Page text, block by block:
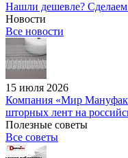
Нашли дешевле?
Новости
Все новости
15 июля 2026
Компания «Мир
шторных лент на
Полезные советы
Все советы